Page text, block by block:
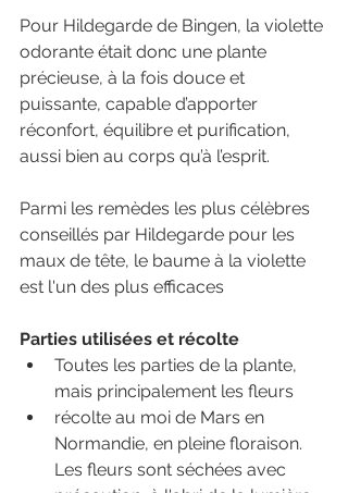
Pour Hildegarde de Bingen, la violette
odorante était donc une plante
précieuse, à la fois douce et
puissante, capable d’apporter
réconfort, équilibre et purification,
aussi bien au corps qu’à l’esprit.
Parmi les remèdes les plus célèbres
conseillés par Hildegarde pour les
maux de tête, le baume à la violette
est l'un des plus efficaces
Parties utilisées et récolte
Toutes les parties de la plante,
mais principalement les fleurs
récolte au moi de Mars en
Normandie, en pleine floraison.
Les fleurs sont séchées avec